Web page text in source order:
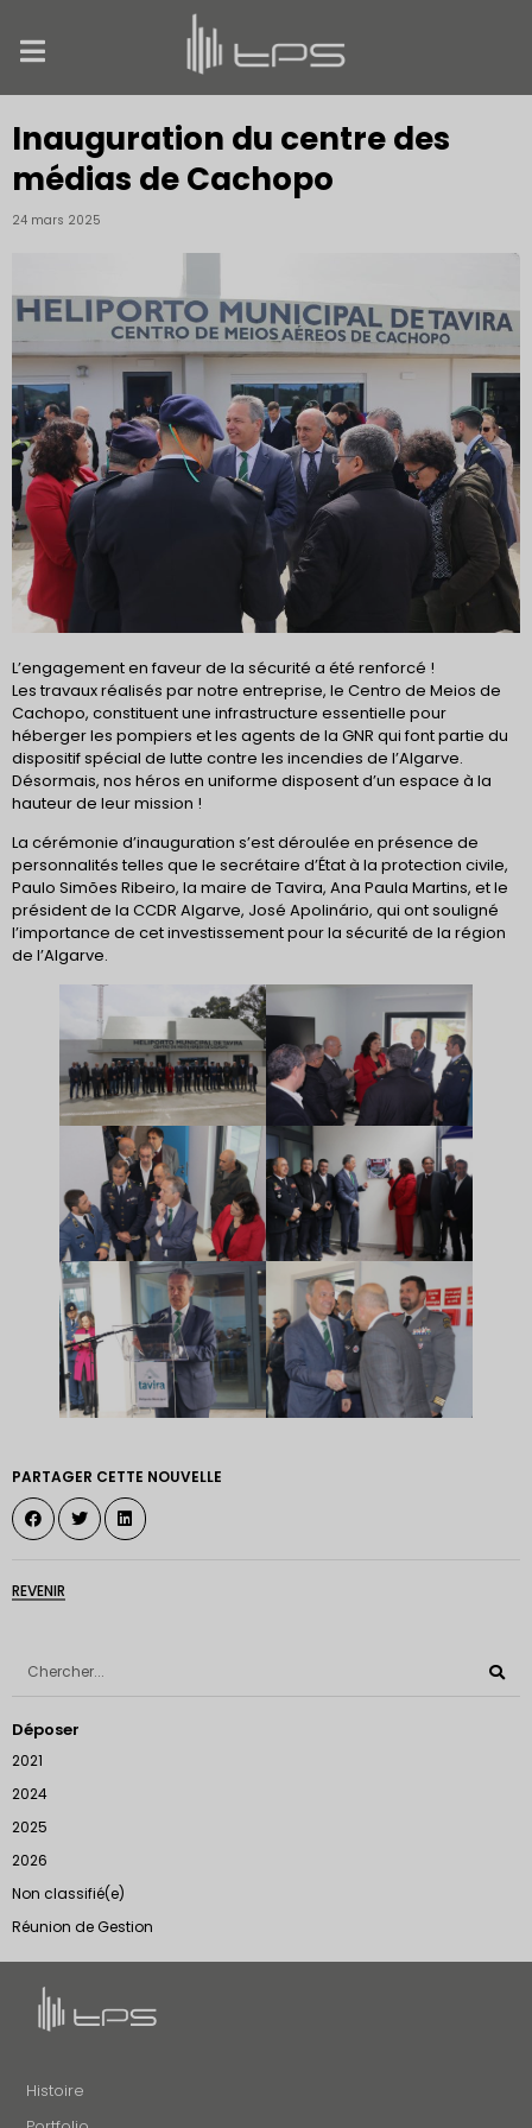
Inauguration du centre des
médias de Cachopo
24 mars 2025
L’engagement en faveur de la sécurité a été renforcé !
Les travaux réalisés par notre entreprise, le Centro de Meios de
Cachopo, constituent une infrastructure essentielle pour
héberger les pompiers et les agents de la GNR qui font partie du
dispositif spécial de lutte contre les incendies de l’Algarve.
Désormais, nos héros en uniforme disposent d’un espace à la
hauteur de leur mission !
La cérémonie d’inauguration s’est déroulée en présence de
personnalités telles que le secrétaire d’État à la protection civile,
Paulo Simões Ribeiro, la maire de Tavira, Ana Paula Martins, et le
président de la CCDR Algarve, José Apolinário, qui ont souligné
l’importance de cet investissement pour la sécurité de la région
de l’Algarve.
PARTAGER CETTE NOUVELLE
REVENIR
Déposer
2021
2024
2025
2026
Non classifié(e)
Réunion de Gestion
Histoire